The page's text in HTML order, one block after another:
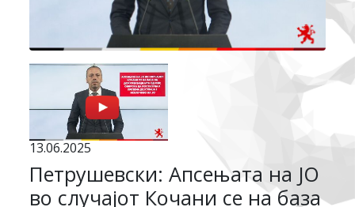
13.06.2025
Петрушевски: Апсењата на ЈО
во случајот Кочани се на база